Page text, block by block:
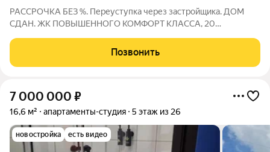
РАССРОЧКА БЕЗ %. Переуступка через застройщика. ДОМ
СДАН. ЖК ПОВЫШЕННОГО КОМФОРТ КЛАССА, 20
(можно перейти на льготную и любую ипотеку после любого
взноса) ЛУЧШЕЕ ПРEДЛОЖEНИE C PАCCPOЧKOЙ, идет
Позвонить
7 000 000 ₽
16,6 м² апартаменты-студия 5 этаж из 26
новостройка есть видео